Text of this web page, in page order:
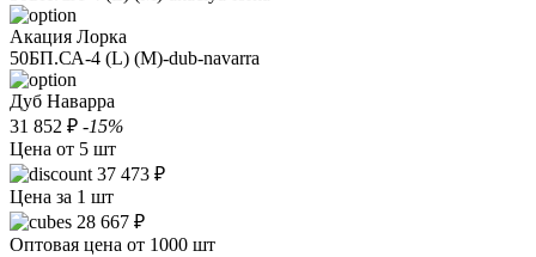
Акация Лорка
50БП.СА-4 (L) (M)-dub-navarra
Дуб Наварра
31 852 ₽ -15%
Цена от 5 шт
37 473 ₽
Цена за 1 шт
28 667 ₽
Оптовая цена от 1000 шт